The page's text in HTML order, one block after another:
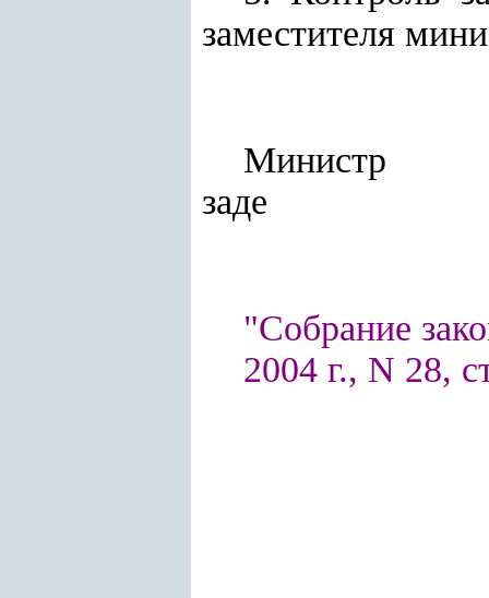
заместителя
заде
"Собрание
2004 г., N 28,